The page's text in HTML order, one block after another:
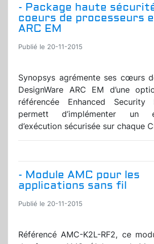
- Package haute
coeurs de processeurs
ARC EM
Publié le 20-11-2015
Synopsys agrémente ses cœurs
DesignWare ARC EM d’une
référencée Enhanced Security
permett d’implémenter un
d’exécution sécurisée sur chaque
- Module AMC pour les
applications sans fil
Publié le 20-11-2015
Référencé AMC-K2L-RF2, ce